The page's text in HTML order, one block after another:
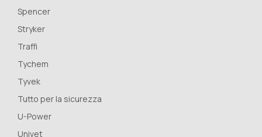
Spencer
Stryker
Traffi
Tychem
Tyvek
Tutto per la sicurezza
U-Power
Univet